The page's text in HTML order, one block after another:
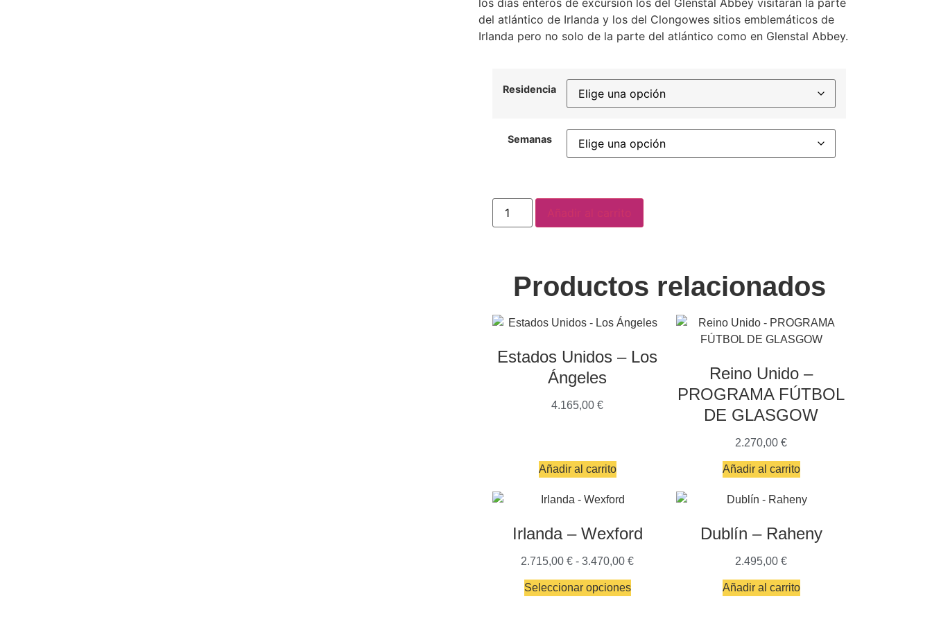
los días enteros de excursión los del Glenstal Abbey visitarán la parte
del atlántico de Irlanda y los del Clongowes sitios emblemáticos de
Irlanda pero no solo de la parte del atlántico como en Glenstal Abbey.
Residencia
Semanas
Productos relacionados
Estados Unidos – Los
Ángeles
4.165,00 €
Añadir al carrito
Reino Unido –
PROGRAMA FÚTBOL
DE GLASGOW
2.270,00 €
Añadir al carrito
Irlanda – Wexford
2.715,00 € - 3.470,00 €
Seleccionar opciones
Dublín – Raheny
2.495,00 €
Añadir al carrito